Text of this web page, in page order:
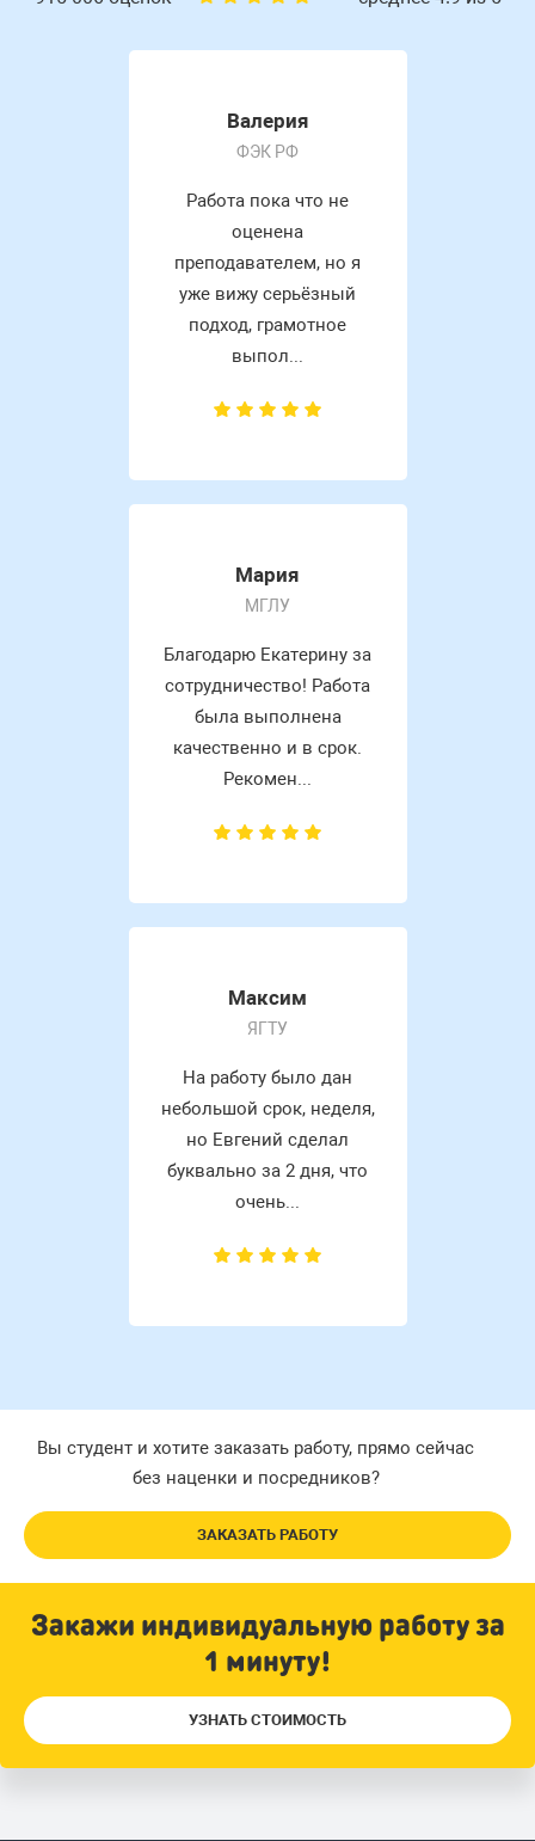
Валерия
ФЭК РФ
Работа пока что не
оценена
преподавателем, но я
уже вижу серьёзный
подход, грамотное
выпол...
Мария
МГЛУ
Благодарю Екатерину за
сотрудничество! Работа
была выполнена
качественно и в срок.
Рекомен...
Максим
ЯГТУ
На работу было дан
небольшой срок, неделя,
но Евгений сделал
буквально за 2 дня, что
очень...
Вы студент и хотите заказать работу, прямо сейчас
без наценки и посредников?
ЗАКАЗАТЬ РАБОТУ
Закажи индивидуальную работу за
1 минуту!
УЗНАТЬ СТОИМОСТЬ